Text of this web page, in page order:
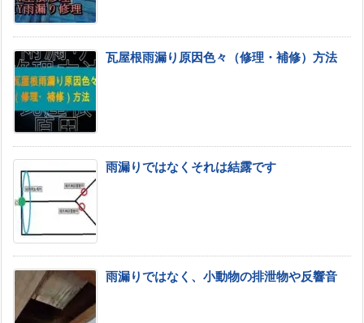
瓦屋根雨漏り原因色々（修理・補修）方法
雨漏りではなくそれは結露です
雨漏りではなく、小動物の排泄物や反響音